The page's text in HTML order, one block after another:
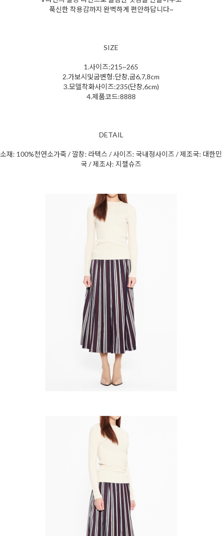
푹신한 착용감까지 완벽하게 편안하답니다~
SIZE
1.사이즈:215~265
2.가보시및굽변형:단창,굽6,7,8cm
3.모델착화사이즈:235(단창,6cm)
4.제품코드:8888
DETAIL
소재: 100%천연소가죽 / 깔창: 라텍스 / 사이즈: 국내정사이즈 / 제조국: 대한민
국 / 제조사: 지젤슈즈